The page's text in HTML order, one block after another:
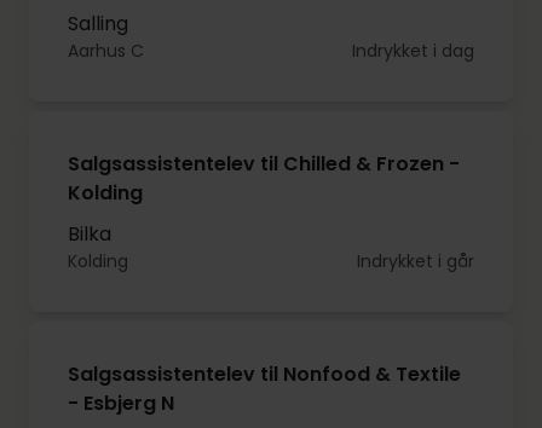
Salling
Aarhus C Indrykket i dag
Salgsassistentelev til Chilled & Frozen -
Kolding
Bilka
Kolding Indrykket i går
Salgsassistentelev til Nonfood & Textile
- Esbjerg N